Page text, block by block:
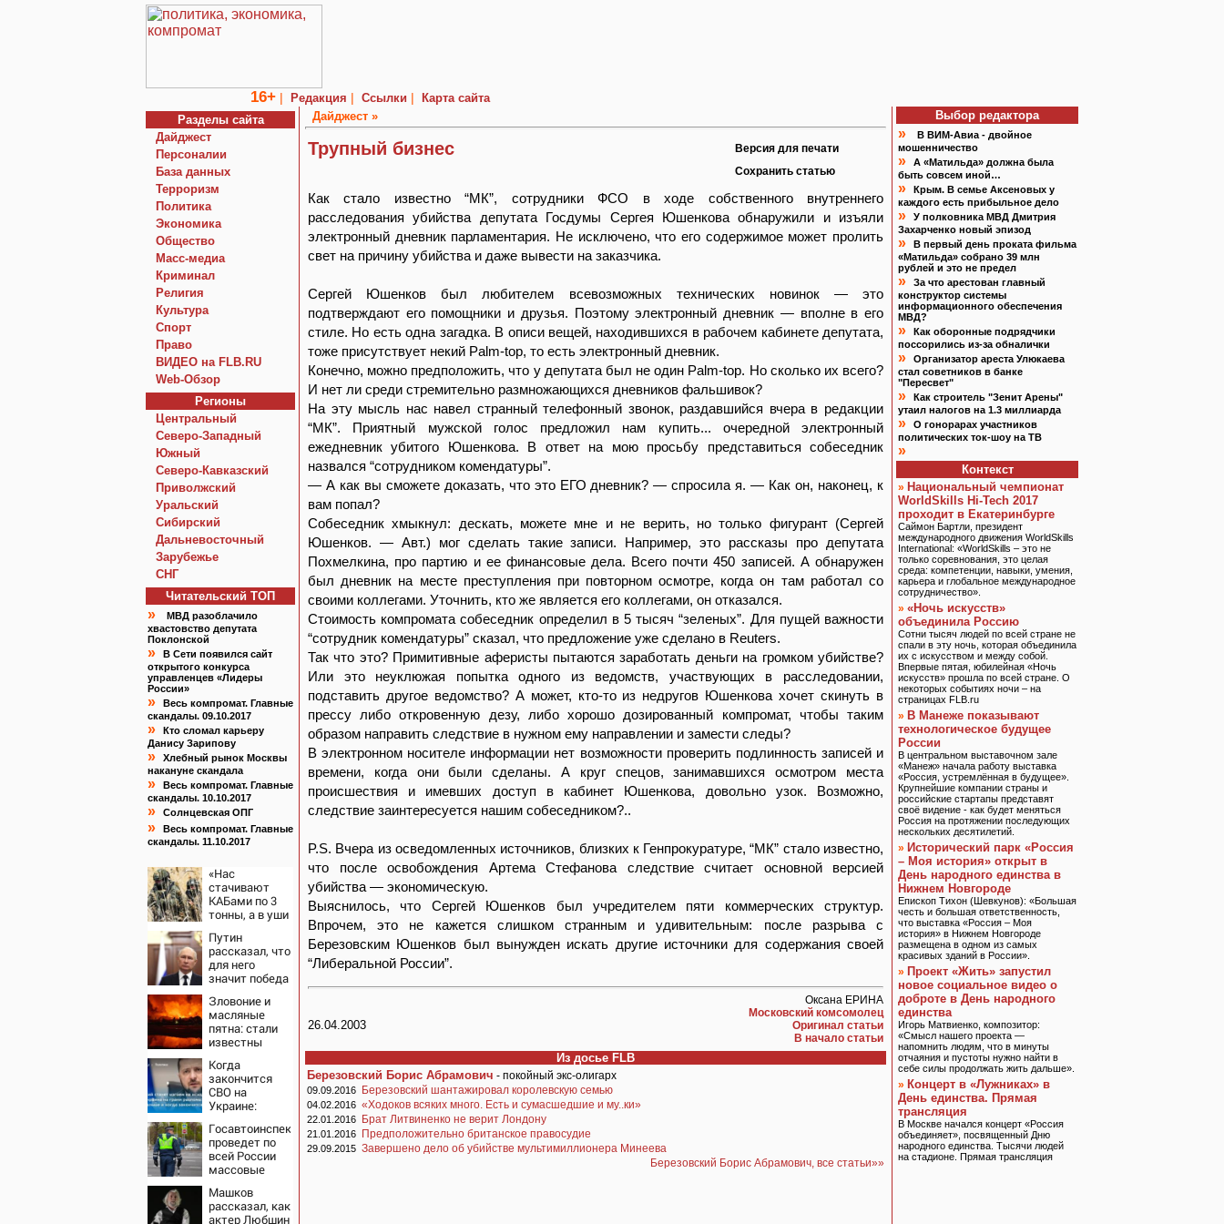
16+ | Редакция | Ссылки |
Карта сайта
Разделы сайта
Дайджест
Персоналии
База данных
Терроризм
Политика
Экономика
Общество
Macc-медиа
Криминал
Религия
Культура
Спорт
Право
ВИДЕО на FLB.RU
Web-Обзор
Регионы
Центральный
Северо-Западный
Южный
Северо-Кавказский
Приволжский
Уральский
Сибирский
Дальневосточный
Зарубежье
СНГ
Читательский TOП
»
МВД разоблачило
хвастовство депутата
Поклонской
»
В Сети появился сайт
открытого конкурса
управленцев «Лидеры
России»
»
Весь компромат. Главные
скандалы. 09.10.2017
»
Кто сломал карьеру
Данису Зарипову
»
Хлебный рынок Москвы
накануне скандала
»
Весь компромат. Главные
скандалы. 10.10.2017
» Солнцевская ОПГ
»
Весь компромат. Главные
скандалы. 11.10.2017
«Нас
стачивают
КАБами по 3
тонны, а в уши
русских «нет
резервов»
Путин
рассказал, что
для него
значит победа
Вести.ru
Зловоние и
масляные
пятна: стали
известны
ночного удара
РФ по Киеву
Когда
закончится
СВО на
Украине:
эксперта на
2026 год,
последние
новости о
боевых
действиях
Госавтоинспекция
проведет по
всей России
массовые
августа
Машков
рассказал, как
актер Любшин
Дайджест »
Трупный бизнес
Версия для печати
Сохранить статью
Как стало известно “МК”, сотрудники ФСО в ходе собственного внутреннего
расследования убийства депутата Госдумы Сергея Юшенкова обнаружили и изъяли
электронный дневник парламентария. Не исключено, что его содержимое может пролить
свет на причину убийства и даже вывести на заказчика.
Сергей Юшенков был любителем всевозможных технических новинок — это
подтверждают его помощники и друзья. Поэтому электронный дневник — вполне в его
стиле. Но есть одна загадка. В описи вещей, находившихся в рабочем кабинете депутата,
тоже присутствует некий Palm-top, то есть электронный дневник.
Конечно, можно предположить, что у депутата был не один Palm-top. Но сколько их всего?
И нет ли среди стремительно размножающихся дневников фальшивок?
На эту мысль нас навел странный телефонный звонок, раздавшийся вчера в редакции
“МК”. Приятный мужской голос предложил нам купить... очередной электронный
ежедневник убитого Юшенкова. В ответ на мою просьбу представиться собеседник
назвался “сотрудником комендатуры”.
— А как вы сможете доказать, что это ЕГО дневник? — спросила я. — Как он, наконец, к
вам попал?
Собеседник хмыкнул: дескать, можете мне и не верить, но только фигурант (Сергей
Юшенков. — Авт.) мог сделать такие записи. Например, это рассказы про депутата
Похмелкина, про партию и ее финансовые дела. Всего почти 450 записей. А обнаружен
был дневник на месте преступления при повторном осмотре, когда он там работал со
своими коллегами. Уточнить, кто же является его коллегами, он отказался.
Стоимость компромата собеседник определил в 5 тысяч “зеленых”. Для пущей важности
“сотрудник комендатуры” сказал, что предложение уже сделано в Reuters.
Так что это? Примитивные аферисты пытаются заработать деньги на громком убийстве?
Или это неуклюжая попытка одного из ведомств, участвующих в расследовании,
подставить другое ведомство? А может, кто-то из недругов Юшенкова хочет скинуть в
прессу либо откровенную дезу, либо хорошо дозированный компромат, чтобы таким
образом направить следствие в нужном ему направлении и замести следы?
В электронном носителе информации нет возможности проверить подлинность записей и
времени, когда они были сделаны. А круг спецов, занимавшихся осмотром места
происшествия и имевших доступ в кабинет Юшенкова, довольно узок. Возможно,
следствие заинтересуется нашим собеседником?..
P.S. Вчера из осведомленных источников, близких к Генпрокуратуре, “МК” стало известно,
что после освобождения Артема Стефанова следствие считает основной версией
убийства — экономическую.
Выяснилось, что Сергей Юшенков был учредителем пяти коммерческих структур.
Впрочем, это не кажется слишком странным и удивительным: после разрыва с
Березовским Юшенков был вынужден искать другие источники для содержания своей
“Либеральной России”.
26.04.2003
Оксана ЕРИНА
Московский комсомолец
Оригинал статьи
В начало статьи
Из досье FLB
Березовский Борис Абрамович - покойный экс-олигарх
09.09.2016 Березовский шантажировал королевскую семью
04.02.2016 «Ходоков всяких много. Есть и сумасшедшие и му..ки»
22.01.2016 Брат Литвиненко не верит Лондону
21.01.2016 Предположительно британское правосудие
29.09.2015 Завершено дело об убийстве мультимиллионера Минеева
Березовский Борис Абрамович, все статьи»»
Выбор редактора
»
В ВИМ-Авиа - двойное
мошенничество
»
А «Матильда» должна была
быть совсем иной…
»
Крым. В семье Аксеновых у
каждого есть прибыльное дело
»
У полковника МВД Дмитрия
Захарченко новый эпизод
»
В первый день проката фильма
«Матильда» собрано 39 млн
рублей и это не предел
»
За что арестован главный
конструктор системы
информационного обеспечения
МВД?
»
Как оборонные подрядчики
поссорились из-за обналички
»
Организатор ареста Улюкаева
стал советников в банке
"Пересвет"
»
Как строитель "Зенит Арены"
утаил налогов на 1.3 миллиарда
»
О гонорарах участников
политических ток-шоу на ТВ
»
Контекст
» Национальный чемпионат
WorldSkills Hi-Tech 2017
проходит в Екатеринбурге
Саймон Бартли, президент
международного движения WorldSkills
International: «WorldSkills – это не
только соревнования, это целая
среда: компетенции, навыки, умения,
карьера и глобальное международное
сотрудничество».
» «Ночь искусств»
объединила Россию
Сотни тысяч людей по всей стране не
спали в эту ночь, которая объединила
их с искусством и между собой.
Впервые пятая, юбилейная «Ночь
искусств» прошла по всей стране. О
некоторых событиях ночи – на
страницах FLB.ru
» В Манеже показывают
технологическое будущее
России
В центральном выставочном зале
«Манеж» начала работу выставка
«Россия, устремлённая в будущее».
Крупнейшие компании страны и
российские стартапы представят
своё видение - как будет меняться
Россия на протяжении последующих
нескольких десятилетий.
» Исторический парк «Россия
– Моя история» открыт в
День народного единства в
Нижнем Новгороде
Епископ Тихон (Шевкунов): «Большая
честь и большая ответственность,
что выставка «Россия – Моя
история» в Нижнем Новгороде
размещена в одном из самых
красивых зданий в России».
» Проект «Жить» запустил
новое социальное видео о
доброте в День народного
единства
Игорь Матвиенко, композитор:
«Смысл нашего проекта —
напомнить людям, что в минуты
отчаяния и пустоты нужно найти в
себе силы продолжать жить дальше».
» Концерт в «Лужниках» в
День единства. Прямая
трансляция
В Москве начался концерт «Россия
объединяет», посвященный Дню
народного единства. Тысячи людей
на стадионе. Прямая трансляция